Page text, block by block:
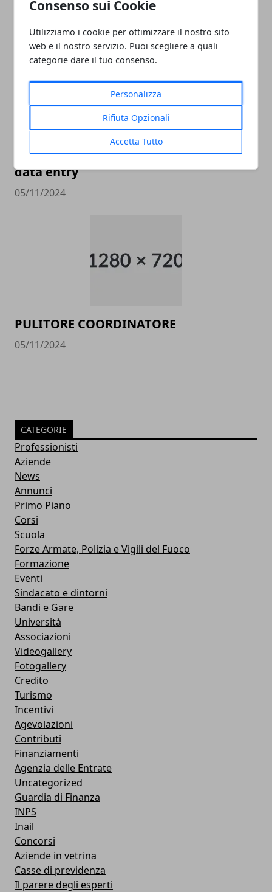
Consenso sui Cookie
Utilizziamo i cookie per ottimizzare il nostro sito
web e il nostro servizio. Puoi scegliere a quali
categorie dare il tuo consenso.
Personalizza
Rifiuta Opzionali
Accetta Tutto
05/11/2024
data entry
05/11/2024
PULITORE COORDINATORE
05/11/2024
CATEGORIE
Professionisti
Aziende
News
Annunci
Primo Piano
Corsi
Scuola
Forze Armate, Polizia e Vigili del Fuoco
Formazione
Eventi
Sindacato e dintorni
Bandi e Gare
Università
Associazioni
Videogallery
Fotogallery
Credito
Turismo
Incentivi
Agevolazioni
Contributi
Finanziamenti
Agenzia delle Entrate
Uncategorized
Guardia di Finanza
INPS
Inail
Concorsi
Aziende in vetrina
Casse di previdenza
Il parere degli esperti